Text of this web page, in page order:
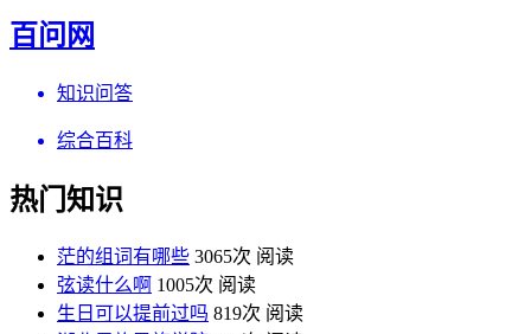
百问网
知识问答
综合百科
热门知识
茫的组词有哪些 3065次 阅读
弦读什么啊 1005次 阅读
生日可以提前过吗 819次 阅读